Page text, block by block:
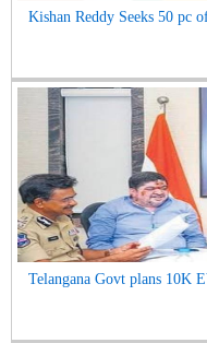
Kishan Reddy Seeks 50 pc
Telangana Govt plans 10K